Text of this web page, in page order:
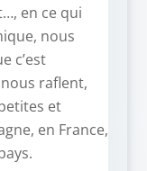
en ce qui
nous
c’est
raflent,
et
en France,